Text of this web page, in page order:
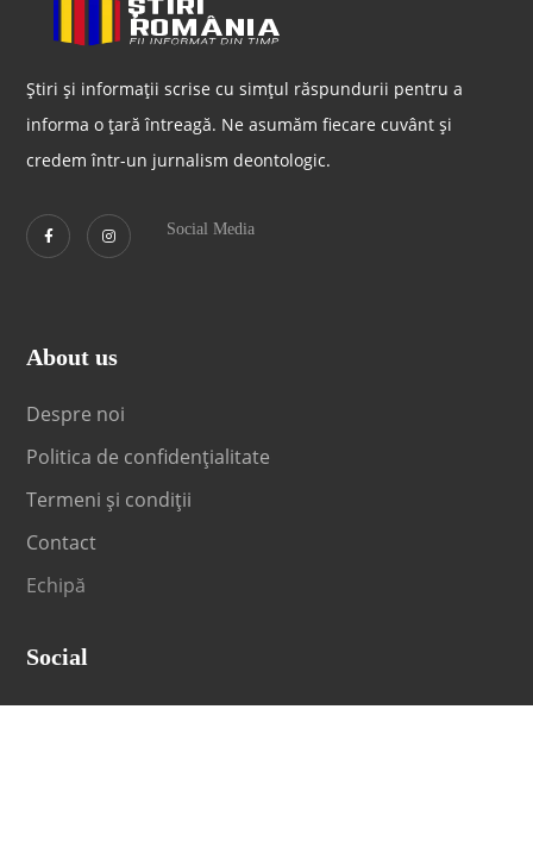
Știri și informații scrise cu simțul răspundurii pentru a
informa o țară întreagă. Ne asumăm fiecare cuvânt și
credem într-un jurnalism deontologic.
Social Media
About us
Despre noi
Politica de confidențialitate
Termeni și condiții
Contact
Echipă
Social